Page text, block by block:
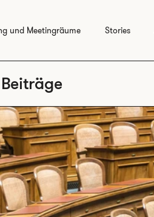
und Meetingräume Stories